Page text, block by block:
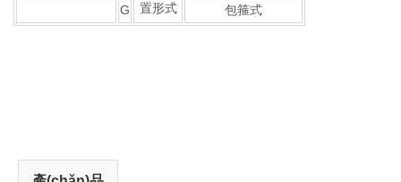
置形式
G
包箍式